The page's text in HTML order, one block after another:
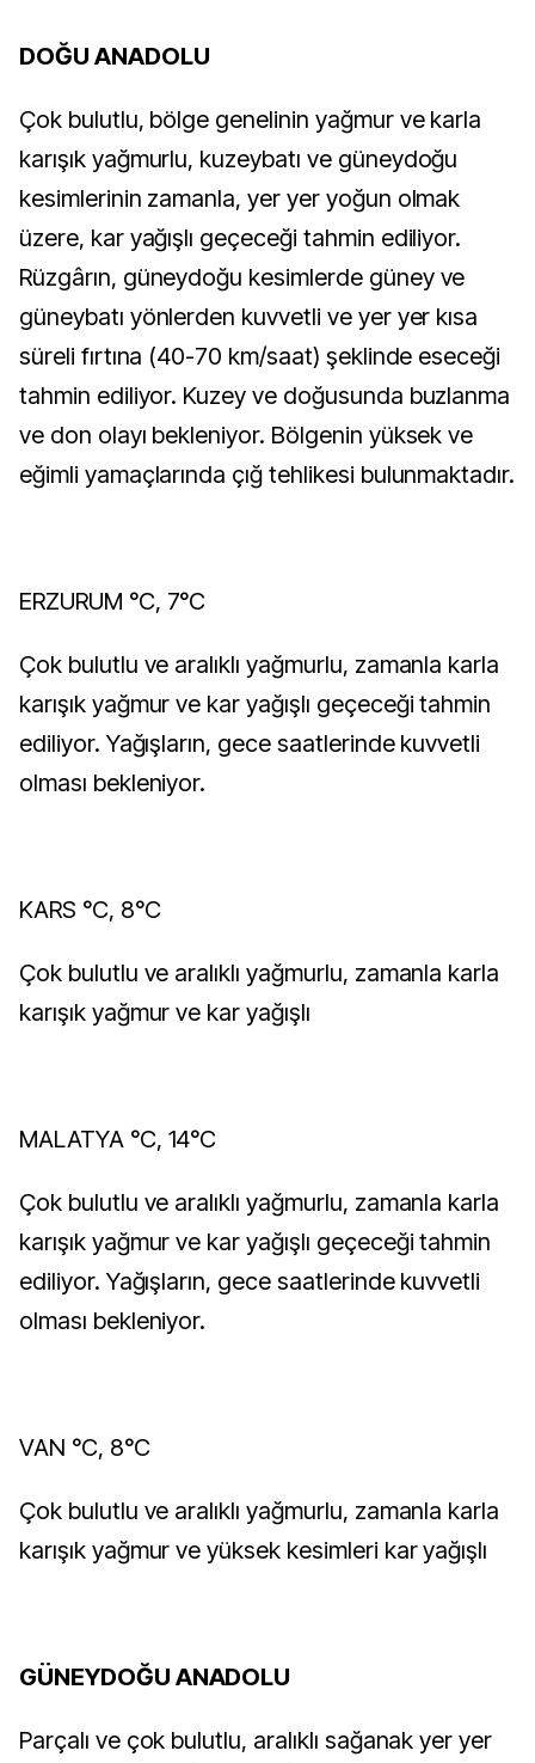
DOĞU ANADOLU
Çok bulutlu, bölge genelinin yağmur ve karla
karışık yağmurlu, kuzeybatı ve güneydoğu
kesimlerinin zamanla, yer yer yoğun olmak
üzere, kar yağışlı geçeceği tahmin ediliyor.
Rüzgârın, güneydoğu kesimlerde güney ve
güneybatı yönlerden kuvvetli ve yer yer kısa
süreli fırtına (40-70 km/saat) şeklinde eseceği
tahmin ediliyor. Kuzey ve doğusunda buzlanma
ve don olayı bekleniyor. Bölgenin yüksek ve
eğimli yamaçlarında çığ tehlikesi bulunmaktadır.
ERZURUM °C, 7°C
Çok bulutlu ve aralıklı yağmurlu, zamanla karla
karışık yağmur ve kar yağışlı geçeceği tahmin
ediliyor. Yağışların, gece saatlerinde kuvvetli
olması bekleniyor.
KARS °C, 8°C
Çok bulutlu ve aralıklı yağmurlu, zamanla karla
karışık yağmur ve kar yağışlı
MALATYA °C, 14°C
Çok bulutlu ve aralıklı yağmurlu, zamanla karla
karışık yağmur ve kar yağışlı geçeceği tahmin
ediliyor. Yağışların, gece saatlerinde kuvvetli
olması bekleniyor.
VAN °C, 8°C
Çok bulutlu ve aralıklı yağmurlu, zamanla karla
karışık yağmur ve yüksek kesimleri kar yağışlı
GÜNEYDOĞU ANADOLU
Parçalı ve çok bulutlu, aralıklı sağanak yer yer